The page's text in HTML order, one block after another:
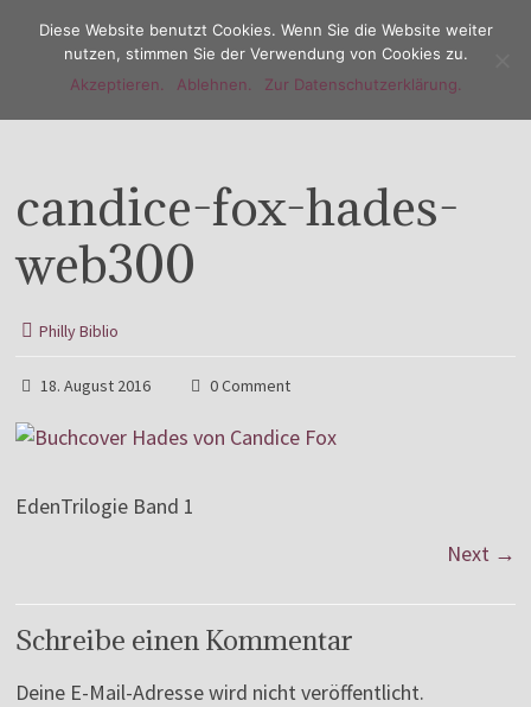
Menu
candice-fox-hades-
web300
Philly Biblio
18. August 2016 0 Comment
EdenTrilogie Band 1
Next →
Schreibe einen Kommentar
Deine E-Mail-Adresse wird nicht veröffentlicht.
Diese Website benutzt Cookies. Wenn Sie die Website weiter
nutzen, stimmen Sie der Verwendung von Cookies zu.
Akzeptieren.
Ablehnen. Zur Datenschutzerklärung.